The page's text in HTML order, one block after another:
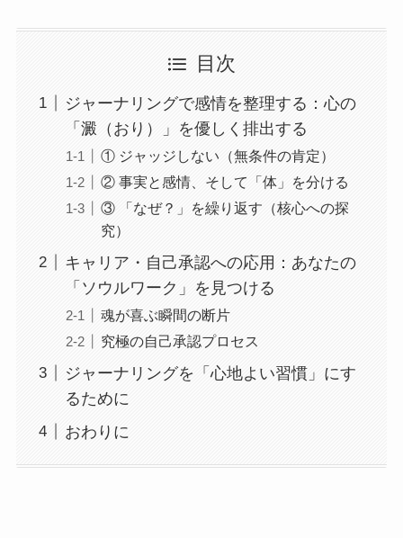
目次
ジャーナリングで感情を整理する：心の
「澱（おり）」を優しく排出する
① ジャッジしない（無条件の肯定）
② 事実と感情、そして「体」を分ける
③ 「なぜ？」を繰り返す（核心への探
究）
キャリア・自己承認への応用：あなたの
「ソウルワーク」を見つける
魂が喜ぶ瞬間の断片
究極の自己承認プロセス
ジャーナリングを「心地よい習慣」にす
るために
おわりに